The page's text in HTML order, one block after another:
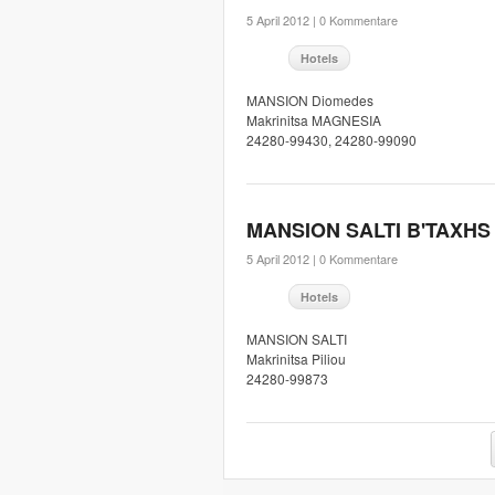
5 April 2012 | 0 Kommentare
Hotels
MANSION Diomedes
Makrinitsa MAGNESIA
24280-99430, 24280-99090
MANSION SALTI B'TAXHS
5 April 2012 | 0 Kommentare
Hotels
MANSION SALTI
Makrinitsa Piliou
24280-99873